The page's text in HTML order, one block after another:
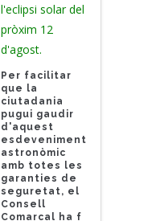
l'eclipsi solar del
pròxim 12
d'agost.
Per facilitar
que la
ciutadania
pugui gaudir
d'aquest
esdeveniment
astronòmic
amb totes les
garanties de
seguretat, el
Consell
Comarcal ha f